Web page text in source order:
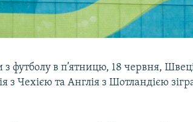
футболу в п’ятницю, 18 червня,
з Чехією та Англія з Шотландією